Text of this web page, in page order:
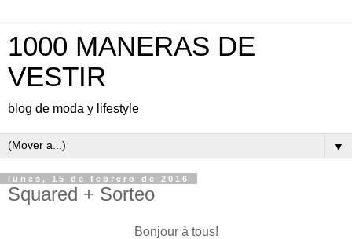
1000 MANERAS DE
VESTIR
blog de moda y lifestyle
▼
lunes, 15 de febrero de 2016
Squared + Sorteo
Bonjour à tous!